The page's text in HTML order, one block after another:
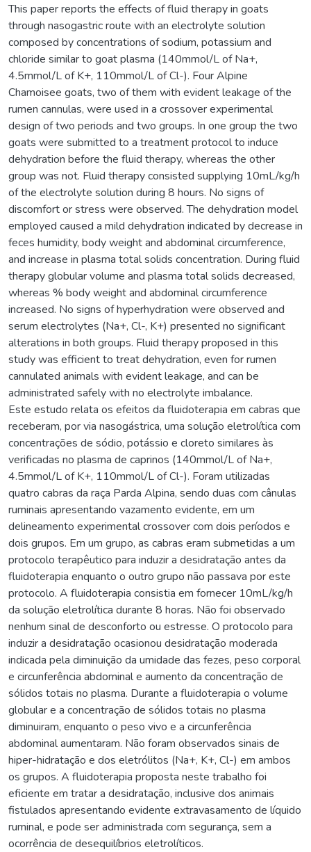
This paper reports the effects of fluid therapy in goats
through nasogastric route with an electrolyte solution
composed by concentrations of sodium, potassium and
chloride similar to goat plasma (140mmol/L of Na+,
4.5mmol/L of K+, 110mmol/L of Cl-). Four Alpine
Chamoisee goats, two of them with evident leakage of the
rumen cannulas, were used in a crossover experimental
design of two periods and two groups. In one group the two
goats were submitted to a treatment protocol to induce
dehydration before the fluid therapy, whereas the other
group was not. Fluid therapy consisted supplying 10mL/kg/h
of the electrolyte solution during 8 hours. No signs of
discomfort or stress were observed. The dehydration model
employed caused a mild dehydration indicated by decrease in
feces humidity, body weight and abdominal circumference,
and increase in plasma total solids concentration. During fluid
therapy globular volume and plasma total solids decreased,
whereas % body weight and abdominal circumference
increased. No signs of hyperhydration were observed and
serum electrolytes (Na+, Cl-, K+) presented no significant
alterations in both groups. Fluid therapy proposed in this
study was efficient to treat dehydration, even for rumen
cannulated animals with evident leakage, and can be
administrated safely with no electrolyte imbalance.
Este estudo relata os efeitos da fluidoterapia em cabras que
receberam, por via nasogástrica, uma solução eletrolítica com
concentrações de sódio, potássio e cloreto similares às
verificadas no plasma de caprinos (140mmol/L of Na+,
4.5mmol/L of K+, 110mmol/L of Cl-). Foram utilizadas
quatro cabras da raça Parda Alpina, sendo duas com cânulas
ruminais apresentando vazamento evidente, em um
delineamento experimental crossover com dois períodos e
dois grupos. Em um grupo, as cabras eram submetidas a um
protocolo terapêutico para induzir a desidratação antes da
fluidoterapia enquanto o outro grupo não passava por este
protocolo. A fluidoterapia consistia em fornecer 10mL/kg/h
da solução eletrolítica durante 8 horas. Não foi observado
nenhum sinal de desconforto ou estresse. O protocolo para
induzir a desidratação ocasionou desidratação moderada
indicada pela diminuição da umidade das fezes, peso corporal
e circunferência abdominal e aumento da concentração de
sólidos totais no plasma. Durante a fluidoterapia o volume
globular e a concentração de sólidos totais no plasma
diminuiram, enquanto o peso vivo e a circunferência
abdominal aumentaram. Não foram observados sinais de
hiper-hidratação e dos eletrólitos (Na+, K+, Cl-) em ambos
os grupos. A fluidoterapia proposta neste trabalho foi
eficiente em tratar a desidratação, inclusive dos animais
fistulados apresentando evidente extravasamento de líquido
ruminal, e pode ser administrada com segurança, sem a
ocorrência de desequilíbrios eletrolíticos.